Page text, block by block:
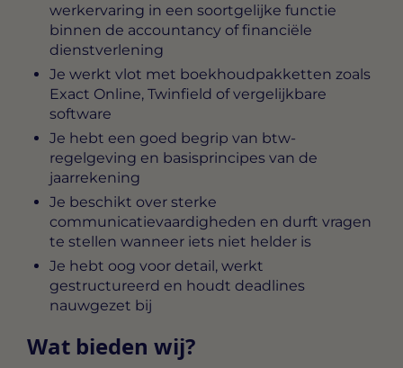
werkervaring in een soortgelijke functie
binnen de accountancy of financiële
dienstverlening
Je werkt vlot met boekhoudpakketten zoals
Exact Online, Twinfield of vergelijkbare
software
Je hebt een goed begrip van btw-
regelgeving en basisprincipes van de
jaarrekening
Je beschikt over sterke
communicatievaardigheden en durft vragen
te stellen wanneer iets niet helder is
Je hebt oog voor detail, werkt
gestructureerd en houdt deadlines
nauwgezet bij
Wat bieden wij?